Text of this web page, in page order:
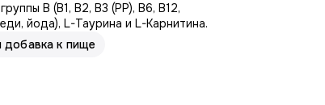
В (В1, В2, В3 (РР), В6, В12,
йода), L-Таурина и L-Карнитина.
добавка к пище